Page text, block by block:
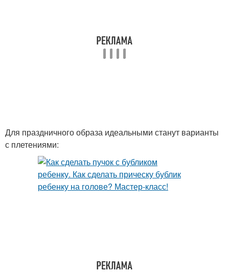
Для праздничного образа идеальными станут варианты
с плетениями: